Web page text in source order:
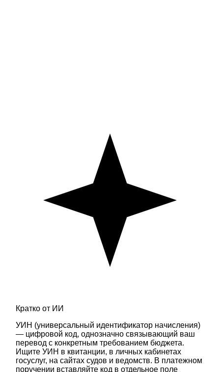
Кратко от ИИ
УИН (универсальный идентификатор начисления)
— цифровой код, однозначно связывающий ваш
перевод с конкретным требованием бюджета.
Ищите УИН в квитанции, в личных кабинетах
госуслуг, на сайтах судов и ведомств. В платежном
поручении вставляйте код в отдельное поле